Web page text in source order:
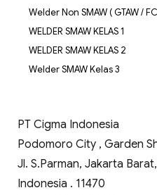
Welder Non SMAW ( GTAW /
WELDER SMAW KELAS 1
WELDER SMAW KELAS 2
Welder SMAW Kelas 3
PT Cigma Indonesia
Podomoro City , Garden
Jl. S.Parman, Jakarta
Indonesia . 11470